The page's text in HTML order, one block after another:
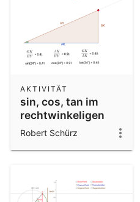
sin, cos, tan im
rechtwinkeligen
Dreieck
AKTIVITÄT
Robert Schürz